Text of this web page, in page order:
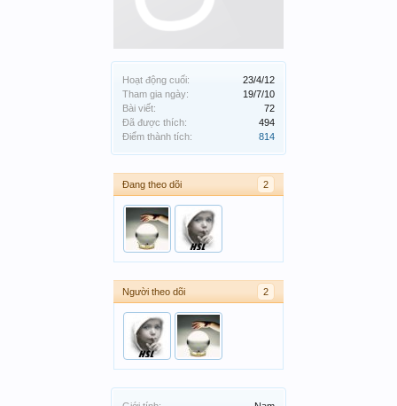
Hoạt động cuối:
23/4/12
Tham gia ngày:
19/7/10
Bài viết:
72
Đã được thích:
494
Điểm thành tích:
814
Đang theo dõi 2
Người theo dõi 2